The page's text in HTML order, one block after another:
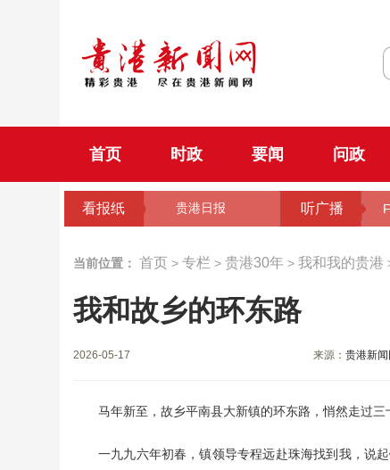
首页 时政 要闻 问政
看报纸 贵港日报 听广播
当前位置： 首页 > 专栏 > 贵港30年 > 我和我的贵港
我和故乡的环东路
2026-05-17 来源：贵港新
马年新至，故乡平南县大新镇的环东路，悄然走过三
一九九六年初春，镇领导专程远赴珠海找到我，说